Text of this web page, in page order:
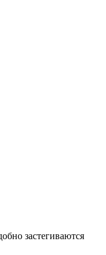
застегиваются